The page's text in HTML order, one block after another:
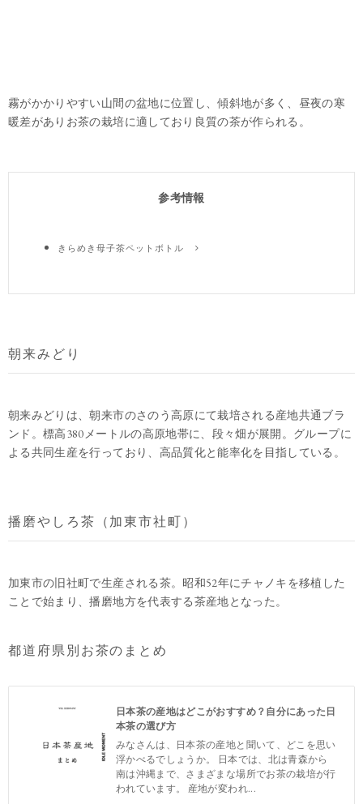
霧がかかりやすい山間の盆地に位置し、傾斜地が多く、昼夜の寒
暖差がありお茶の栽培に適しており良質の茶が作られる。
参考情報
きらめき母子茶ペットボトル
朝来みどり
朝来みどりは、朝来市のさのう高原にて栽培される産地共通ブラ
ンド。標高380メートルの高原地帯に、段々畑が展開。グループに
よる共同生産を行っており、高品質化と能率化を目指している。
播磨やしろ茶（加東市社町）
加東市の旧社町で生産される茶。昭和52年にチャノキを移植した
ことで始まり、播磨地方を代表する茶産地となった。
都道府県別お茶のまとめ
日本茶の産地はどこがおすすめ？自分にあった日
本茶の選び方
みなさんは、日本茶の産地と聞いて、どこを思い
浮かべるでしょうか。 日本では、北は青森から
南は沖縄まで、さまざまな場所でお茶の栽培が行
われています。 産地が変われ...